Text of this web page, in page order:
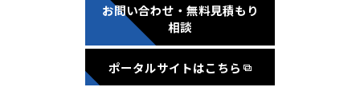
お問い合わせ・無料見積もり
相談
ポータルサイトはこちら